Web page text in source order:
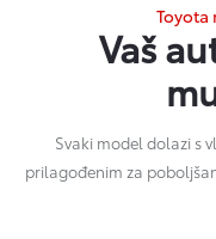
Svaki model dolazi s
prilagođenim za